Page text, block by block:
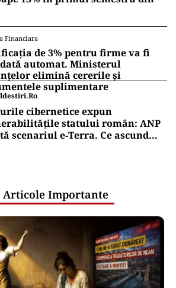
Financiara
de 3% pentru firme va fi
automat. Ministerul
elimină cererile și
suplimentare
cibernetice expun
statului român: ANP
scenariul e‑Terra. Ce ascund
Articole Importante